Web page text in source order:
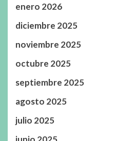
enero 2026
diciembre 2025
noviembre 2025
octubre 2025
septiembre 2025
agosto 2025
julio 2025